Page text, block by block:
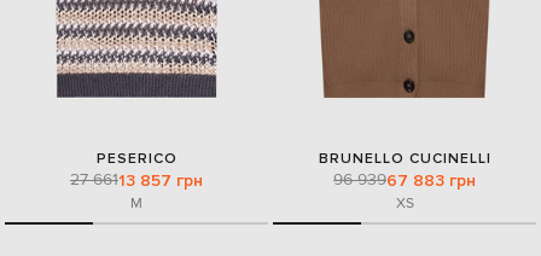
PESERICO
27 66113 857 грн
M
BRUNELLO CUCINELLI
96 93967 883 грн
XS